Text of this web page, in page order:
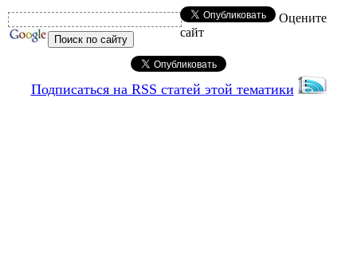
Оцените
сайт
Подписаться на RSS статей этой тематики